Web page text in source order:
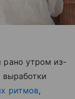
утром из-
выработки
ритмов,